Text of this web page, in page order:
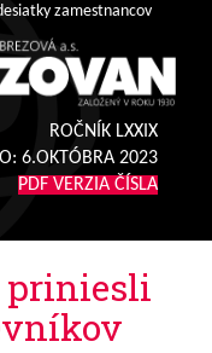
zamestnancov
ROČNÍK LXXIX
6.OKTÓBRA 2023
PDF VERZIA ČÍSLA
priniesli